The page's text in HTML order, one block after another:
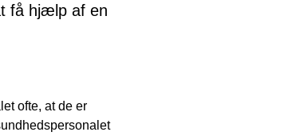
få hjælp af en
ofte, at de er